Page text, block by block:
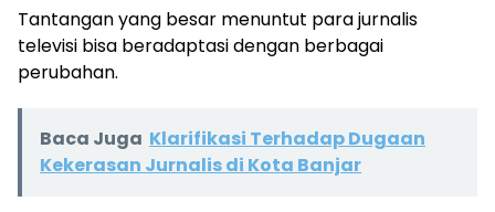
Tantangan yang besar menuntut para jurnalis
televisi bisa beradaptasi dengan berbagai
perubahan.
Baca Juga Klarifikasi Terhadap Dugaan
Kekerasan Jurnalis di Kota Banjar